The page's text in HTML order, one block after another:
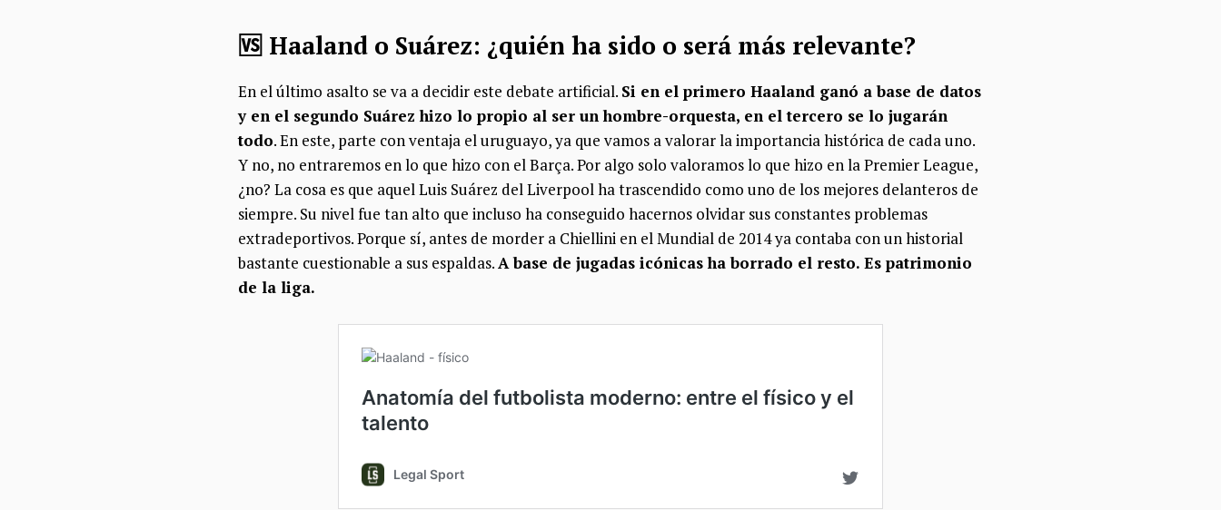
🆚 Haaland o Suárez: ¿quién ha sido o será más relevante?
En el último asalto se va a decidir este debate artificial. Si en el primero Haaland ganó a base de datos
y en el segundo Suárez hizo lo propio al ser un hombre-orquesta, en el tercero se lo jugarán
todo. En este, parte con ventaja el uruguayo, ya que vamos a valorar la importancia histórica de cada uno.
Y no, no entraremos en lo que hizo con el Barça. Por algo solo valoramos lo que hizo en la Premier League,
¿no? La cosa es que aquel Luis Suárez del Liverpool ha trascendido como uno de los mejores delanteros de
siempre. Su nivel fue tan alto que incluso ha conseguido hacernos olvidar sus constantes problemas
extradeportivos. Porque sí, antes de morder a Chiellini en el Mundial de 2014 ya contaba con un historial
bastante cuestionable a sus espaldas.A base de jugadas icónicas ha borrado el resto. Es patrimonio
de la liga.